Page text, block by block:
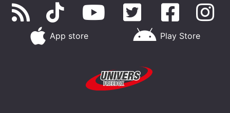
App store Play Store